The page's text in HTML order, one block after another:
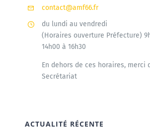
contact@amf66.fr
du lundi au vendredi
(Horaires ouverture Préfecture)
14h00 à 16h30
En dehors de ces horaires, merci
Secrétariat
ACTUALITÉ RÉCENTE